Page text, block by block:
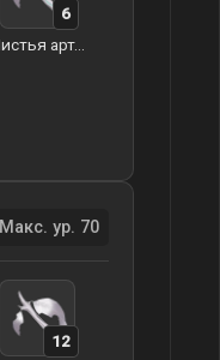
Листья артерий земли
6
Макс. ур. 70
12